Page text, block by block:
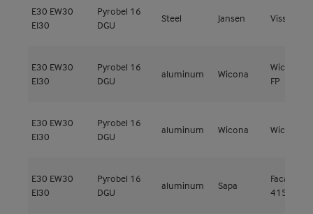
E30 EW30
EI30
Pyrobel 16
DGU
Steel Jansen Viss DV
E30 EW30
EI30
Pyrobel 16
DGU
aluminum Wicona
Wicline 75
FP
E30 EW30
EI30
Pyrobel 16
DGU
aluminum Wicona Wictec
E30 EW30
EI30
Pyrobel 16
DGU
aluminum Sapa
Facade
4150 Fire